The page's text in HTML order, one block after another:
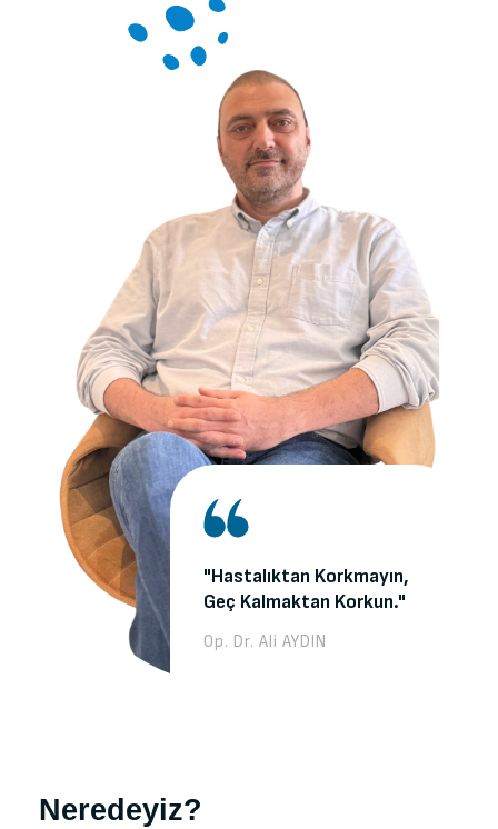
"Hastalıktan Korkmayın,
Geç Kalmaktan Korkun."
Op. Dr. Ali AYDIN
Neredeyiz?